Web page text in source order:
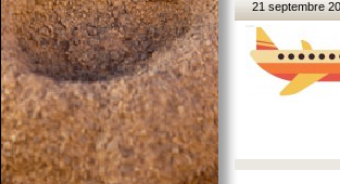
21 septembre